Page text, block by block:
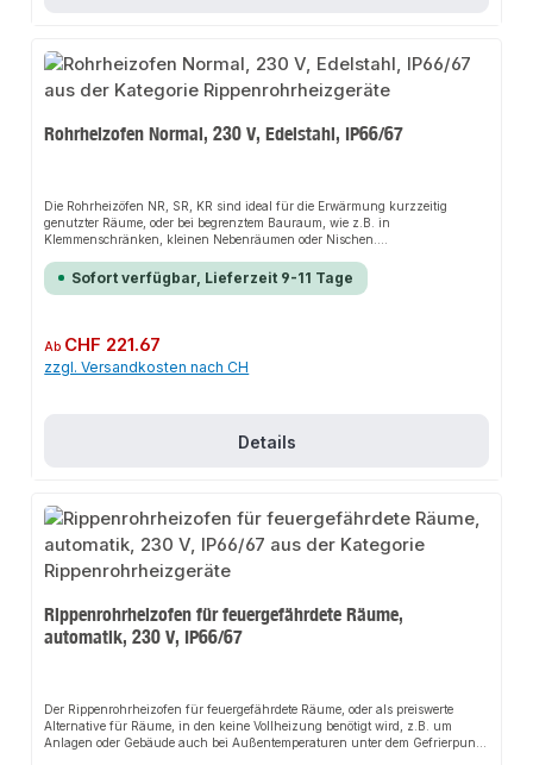
Rohrheizofen Normal, 230 V, Edelstahl, IP66/67
Die Rohrheizöfen NR, SR, KR sind ideal für die Erwärmung kurzzeitig
genutzter Räume, oder bei begrenztem Bauraum, wie z.B. in
Klemmenschränken, kleinen Nebenräumen oder Nischen.
genau wie die Automatikausführung mit Thermostat.Die Installation nicht-
steckerfertiger Geräte ist vom jeweiligen Netzbetreiber oder von einem
Sofort verfügbar, Lieferzeit 9-11 Tage
Regulärer Preis:
Ab CHF 221.67
zzgl. Versandkosten nach CH
Details
Rippenrohrheizofen für feuergefährdete Räume,
automatik, 230 V, IP66/67
Der Rippenrohrheizofen für feuergefährdete Räume, oder als preiswerte
Alternative für Räume, in den keine Vollheizung benötigt wird, z.B. um
Anlagen oder Gebäude auch bei Außentemperaturen unter dem Gefrierpunkt